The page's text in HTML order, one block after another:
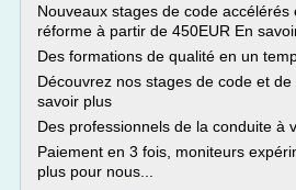
Nouveaux stages de code accélérés
réforme à partir de 450EUR En
Des formations de qualité en un
Découvrez nos stages de code et
savoir plus
Des professionnels de la conduite à
Paiement en 3 fois, moniteurs
plus pour nous...